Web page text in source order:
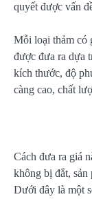
quyết được vấn
Mỗi loại thảm có
được đưa ra dựa
kích thước, độ
càng cao, chất
Cách đưa ra giá
không bị đắt, sản
Dưới đây là một